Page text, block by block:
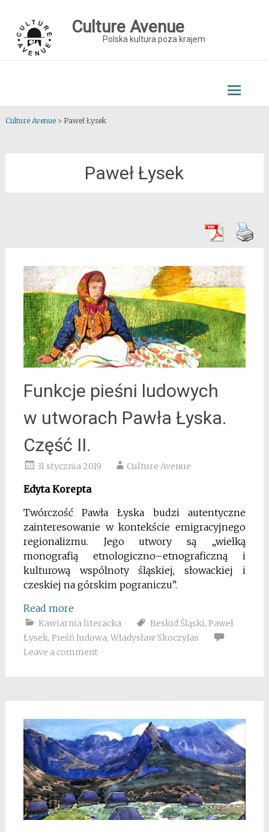
content
Culture Avenue
Polska kultura poza krajem
Culture Avenue> Paweł Łysek
Paweł Łysek
Funkcje pieśni ludowych
w utworach Pawła Łyska.
Część II.
31 stycznia 2019 Culture Avenue
Edyta Korepta
Twórczość Pawła Łyska budzi autentyczne
zainteresowanie w kontekście emigracyjnego
regionalizmu. Jego utwory są „wielką
monografią etnologiczno–etnograficzną i
kulturową wspólnoty śląskiej, słowackiej i
czeskiej na górskim pograniczu”.
Read more
Kawiarnia literacka Beskid Śląski, Paweł
Łysek, Pieśń ludowa, Władysław Skoczylas
Leave a comment